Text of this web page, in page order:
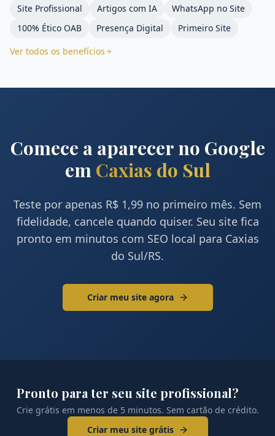
Site Profissional
Artigos com IA
WhatsApp no Site
100% Ético OAB
Presença Digital
Primeiro Site
Ver todos os benefícios
Comece a aparecer no Google
em Caxias do Sul
Teste por apenas R$ 1,99 no primeiro mês. Sem
fidelidade, cancele quando quiser. Seu site fica
pronto em minutos com SEO local para Caxias
do Sul/RS.
Criar meu site agora
Pronto para ter seu site profissional?
Crie grátis em menos de 5 minutos. Sem cartão de crédito.
Criar meu site grátis